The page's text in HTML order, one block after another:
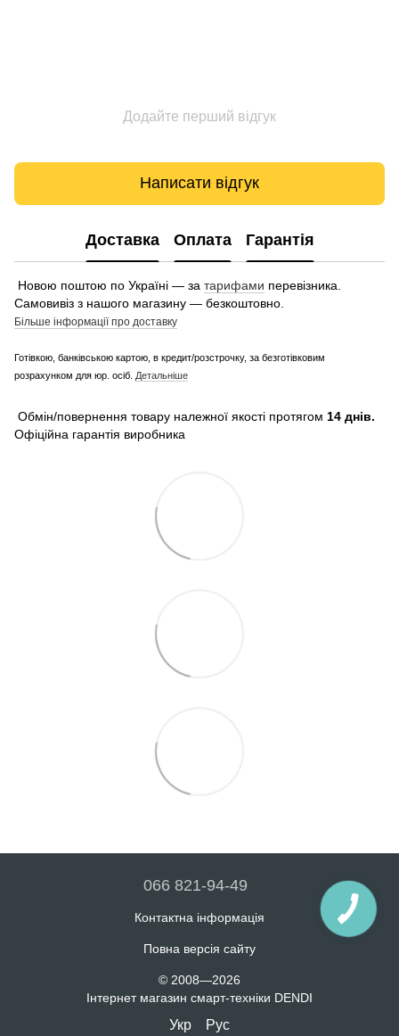
Додайте перший відгук
Написати відгук
Доставка Оплата Гарантія
Новою поштою по Україні — за тарифами перевізника.
Самовивіз з нашого магазину — безкоштовно.
Більше інформації про доставку
Готівкою, банківською картою, в кредит/розстрочку, за безготівковим
розрахунком для юр. осіб. Детальніше
Обмін/повернення товару належної якості протягом 14 днів.
Офіційна гарантія виробника
066 821-94-49
Контактна інформація
Повна версія сайту
© 2008—2026
Інтернет магазин смарт-техніки DENDI
Укр Рус